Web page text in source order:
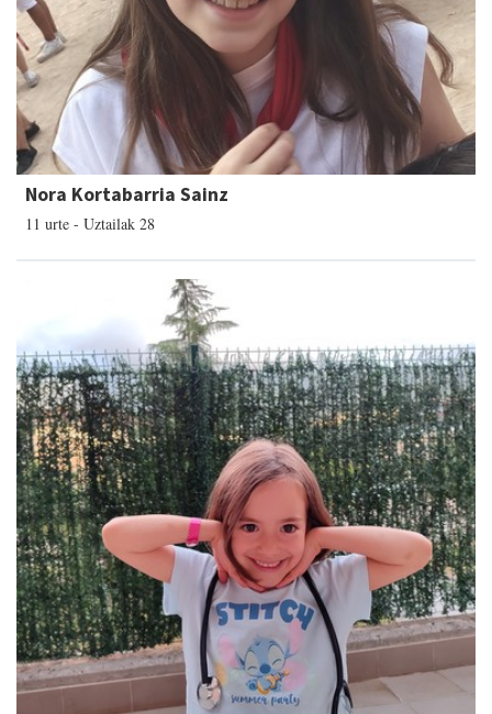
Nora Kortabarria Sainz
11 urte - Uztailak 28